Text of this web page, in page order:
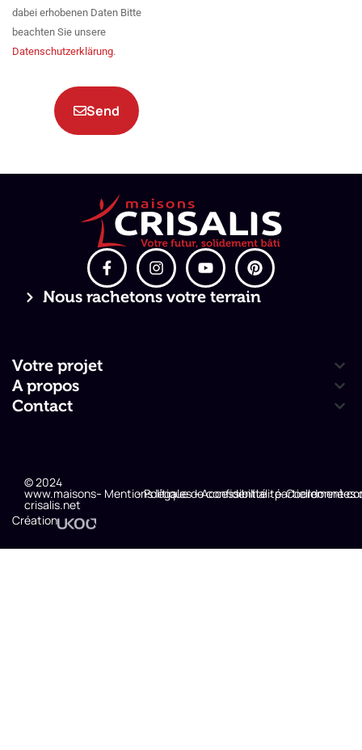
dabei erhobenen Daten Bitte
beachten Sie unsere
Datenschutzerklärung.
Send
Nous rachetons votre terrain
Votre projet
A propos
Contact
© 2024
www.maisons-
crisalis.net
- Mentions légales
- Politique de confidentialité
- Accessibilité : partiellement
- Coordonnées
Création